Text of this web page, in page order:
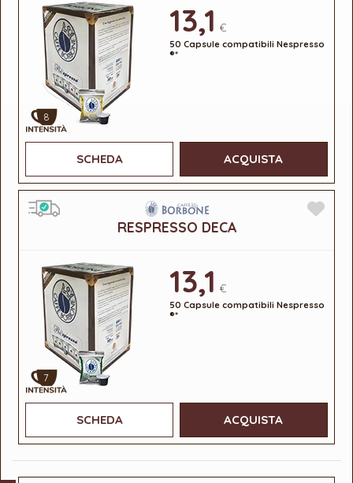
8
13,1 €
50 Capsule compatibili Nespresso
®*
SCHEDA ACQUISTA
RESPRESSO DECA
7
13,1 €
50 Capsule compatibili Nespresso
®*
SCHEDA ACQUISTA